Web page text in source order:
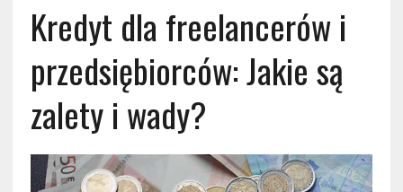
Kredyt dla freelancerów i
przedsiębiorców: Jakie są
zalety i wady?